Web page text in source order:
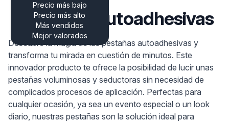
Precio más bajo
Precio más alto
Más vendidos
Mejor valorados
Pestañas Autoadhesivas
Descubre la magia de las pestañas autoadhesivas y
transforma tu mirada en cuestión de minutos. Este
innovador producto te ofrece la posibilidad de lucir unas
pestañas voluminosas y seductoras sin necesidad de
complicados procesos de aplicación. Perfectas para
cualquier ocasión, ya sea un evento especial o un look
diario, nuestras pestañas son la solución ideal para